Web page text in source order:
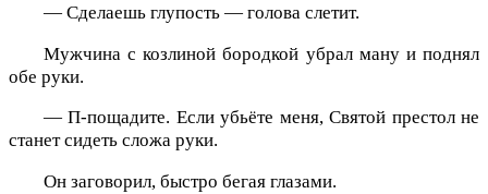
— Сделаешь глупость — голова слетит.
Мужчина с козлиной бородкой убрал ману и поднял
обе руки.
— П-пощадите. Если убьёте меня, Святой престол не
станет сидеть сложа руки.
Он заговорил, быстро бегая глазами.